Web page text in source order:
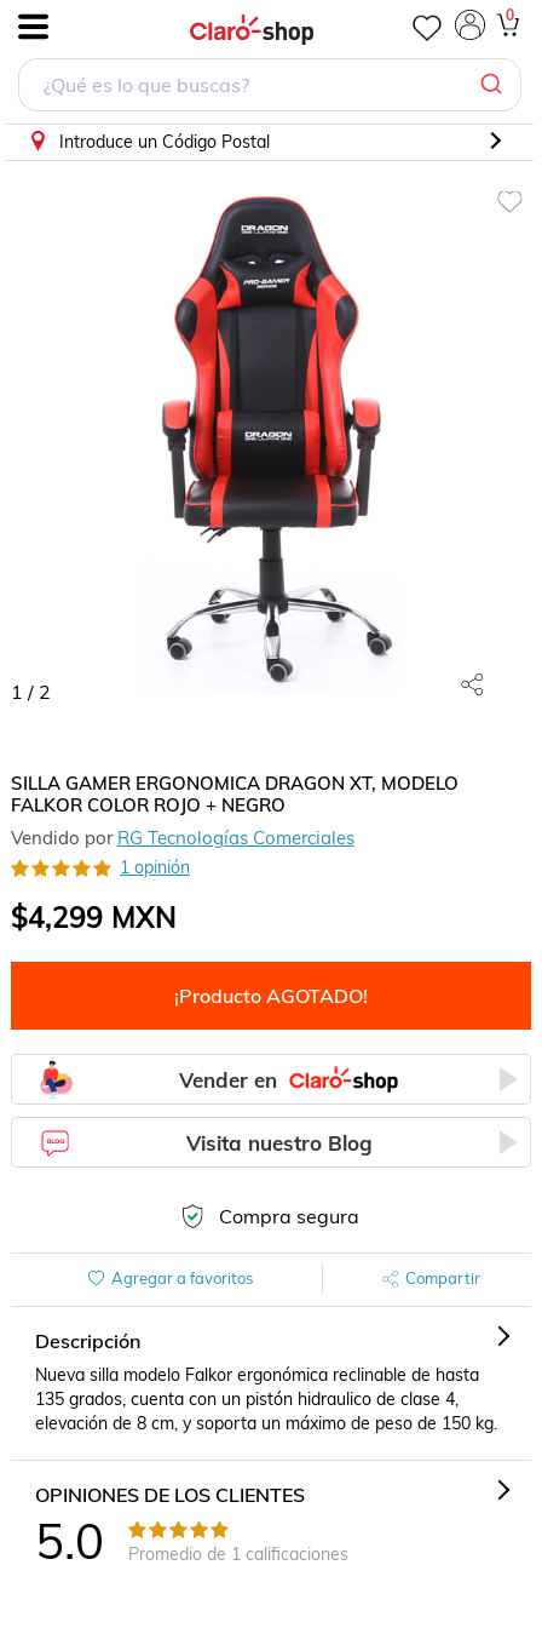
0
Introduce un Código Postal
1 / 2
SILLA GAMER ERGONOMICA DRAGON XT, MODELO
FALKOR COLOR ROJO + NEGRO
Vendido por RG Tecnologías Comerciales
1 opinión
$4,299MXN
¡Producto AGOTADO!
Vender en
Visita nuestro Blog
Compra segura
Agregar a favoritos Compartir
Descripción
Nueva silla modelo Falkor ergonómica reclinable de hasta
135 grados, cuenta con un pistón hidraulico de clase 4,
elevación de 8 cm, y soporta un máximo de peso de 150 kg.
OPINIONES DE LOS CLIENTES
5.0 Promedio de 1 calificaciones
SILLA GAMER ERGONOMICA DRAGON XT, MODELO